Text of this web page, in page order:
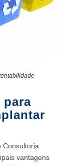
Consultoria
vantagens